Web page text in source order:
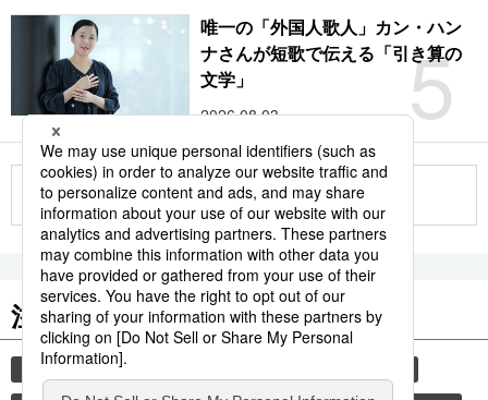
5
唯一の「外国人歌人」カン・ハン
ナさんが短歌で伝える「引き算の
文学」
2026.08.03
もっと見る
注目のキーワード
共同通信ニュース